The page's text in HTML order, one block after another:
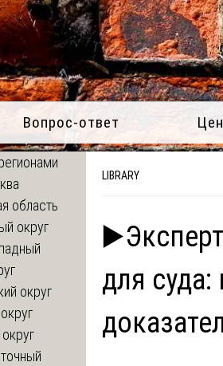
Вопрос-ответ
LIBRARY
для
область
округ
округ